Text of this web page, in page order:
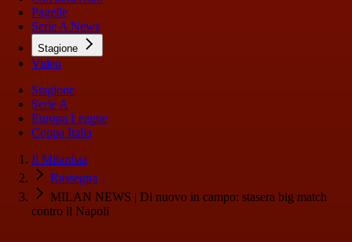
Pagelle
Serie A News
Stagione
Video
Stagione
Serie A
Europa League
Coppa Italia
Il Milanista
Rassegna
MILAN NEWS | Di nuovo in campo: stasera big match
contro il Napoli